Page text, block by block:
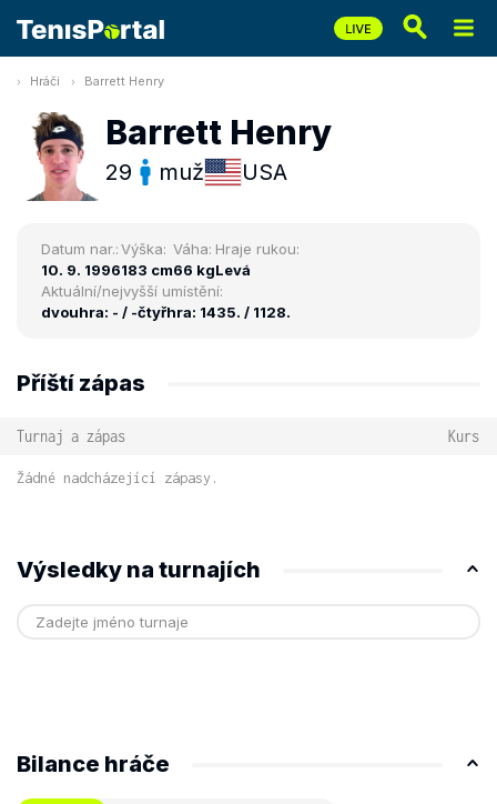
Hráči Barrett Henry
Barrett Henry
29 muž USA
Datum nar.:
10. 9. 1996
Výška:
183 cm
Váha:
66 kg
Hraje rukou:
Levá
Aktuální/nejvyšší umístění:
dvouhra: - / -čtyřhra: 1435. / 1128.
Příští zápas
Turnaj a zápas Kurs
Žádné nadcházející zápasy.
Výsledky na turnajích
Bilance hráče